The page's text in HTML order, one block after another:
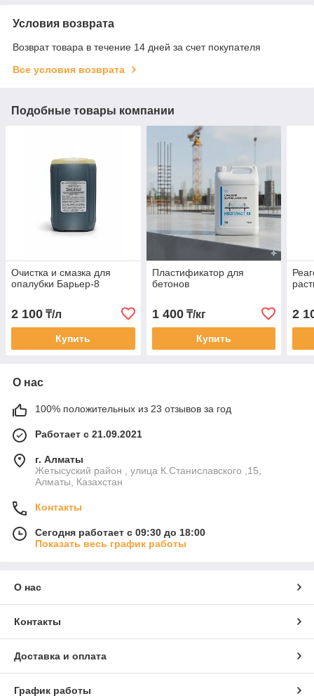
Условия возврата
Возврат товара в течение 14 дней за счет покупателя
Все условия возврата
Подобные товары компании
Очистка и смазка для
опалубки Барьер-8
2 100 ₸/л
Купить
Пластификатор для
бетонов
1 400₸/кг
Купить
2
О нас
100% положительных из 23 отзывов за год
Работает с 21.09.2021
г. Алматы
Жетысуский район , улица К.Станиславского ,15,
Алматы, Казахстан
Контакты
Сегодня работает с 09:30 до 18:00
Показать весь график работы
О нас
Контакты
Доставка и оплата
График работы